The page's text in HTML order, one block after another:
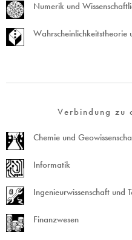
Numerik und
Wahrscheinlichkeitstheorie
Verbindung zu
Chemie und
Informatik
Ingenieurwissenschaft und
Finanzwesen